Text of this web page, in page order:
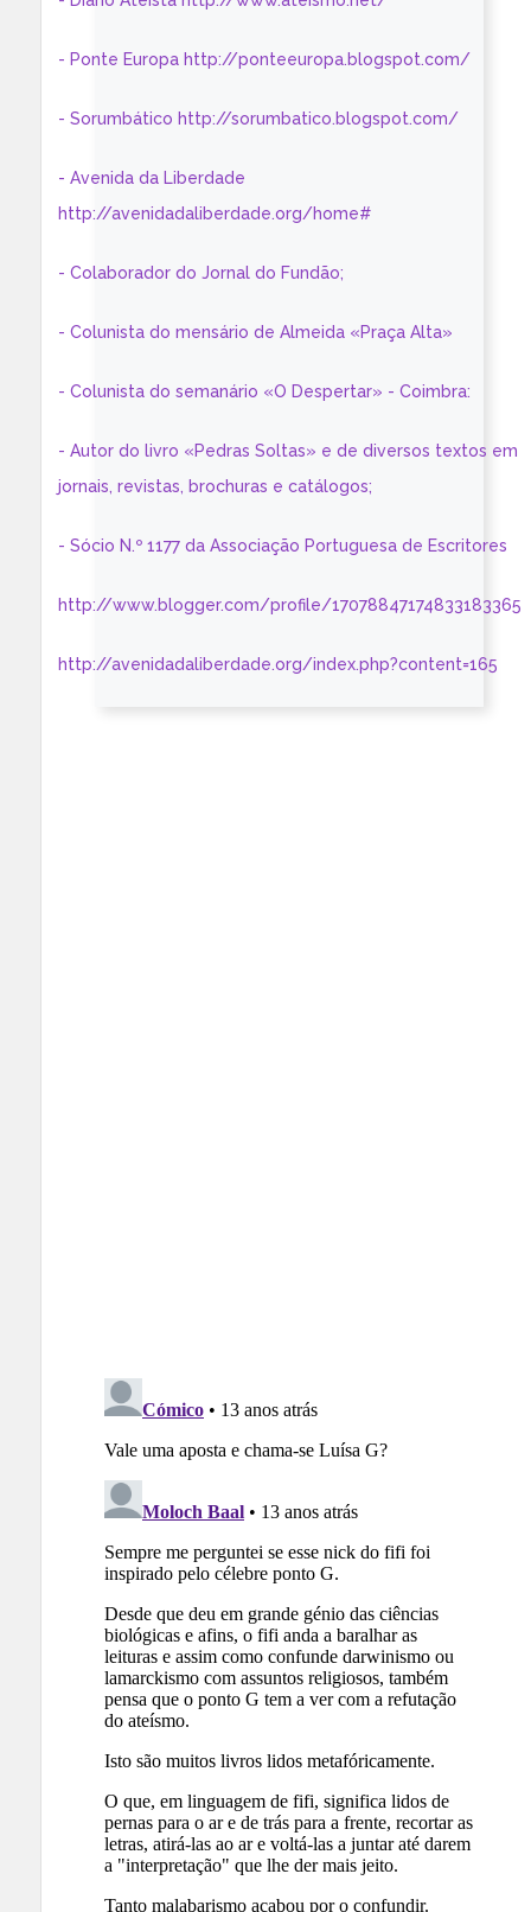
- Ponte Europa http://ponteeuropa.blogspot.com/
- Sorumbático http://sorumbatico.blogspot.com/
- Avenida da Liberdade
http://avenidadaliberdade.org/home#
- Colaborador do Jornal do Fundão;
- Colunista do mensário de Almeida «Praça Alta»
- Colunista do semanário «O Despertar» - Coimbra:
- Autor do livro «Pedras Soltas» e de diversos textos em
jornais, revistas, brochuras e catálogos;
- Sócio N.º 1177 da Associação Portuguesa de Escritores
http://www.blogger.com/profile/17078847174833183365
http://avenidadaliberdade.org/index.php?content=165